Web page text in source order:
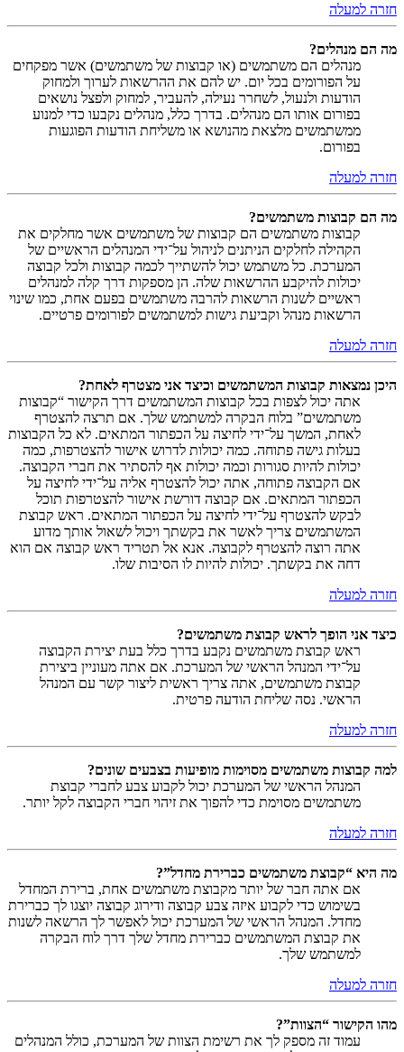
חזרה למעלה
מה הם מנהלים?
מנהלים הם משתמשים (או קבוצות של משתמשים) אשר מפקחים
על הפורומים בכל יום. יש להם את ההרשאות לערוך ולמחוק
הודעות ולנעול, לשחרר נעילה, להעביר, למחוק ולפצל נושאים
בפורום אותו הם מנהלים. בדרך כלל, מנהלים נקבעו כדי למנוע
ממשתמשים מלצאת מהנושא או משליחת הודעות הפוגעות
בפורום.
חזרה למעלה
מה הם קבוצות משתמשים?
קבוצות משתמשים הם קבוצות של משתמשים אשר מחלקים את
הקהילה לחלקים הניתנים לניהול על־ידי המנהלים הראשיים של
המערכת. כל משתמש יכול להשתייך לכמה קבוצות ולכל קבוצה
יכולות להיקבע ההרשאות שלה. הן מספקות דרך קלה למנהלים
ראשיים לשנות הרשאות להרבה משתמשים בפעם אחת, כמו שינוי
הרשאות מנהל וקביעת גישות למשתמשים לפורומים פרטיים.
חזרה למעלה
היכן נמצאות קבוצות המשתמשים וכיצד אני מצטרף לאחת?
אתה יכול לצפות בכל קבוצות המשתמשים דרך הקישור “קבוצות
משתמשים” בלוח הבקרה למשתמש שלך. אם תרצה להצטרף
לאחת, המשך על־ידי לחיצה על הכפתור המתאים. לא כל הקבוצות
בעלות גישה פתוחה. כמה יכולות לדרוש אישור להצטרפות, כמה
יכולות להיות סגורות וכמה יכולות אף להסתיר את חברי הקבוצה.
אם הקבוצה פתוחה, אתה יכול להצטרף אליה על־ידי לחיצה על
הכפתור המתאים. אם קבוצה דורשת אישור להצטרפות תוכל
לבקש להצטרף על־ידי לחיצה על הכפתור המתאים. ראש קבוצת
המשתמשים צריך לאשר את בקשתך ויכול לשאול אותך מדוע
אתה רוצה להצטרף לקבוצה. אנא אל תטריד ראש קבוצה אם הוא
דחה את בקשתך. יכולות להיות לו הסיבות שלו.
חזרה למעלה
כיצד אני הופך לראש קבוצת משתמשים?
ראש קבוצת משתמשים נקבע בדרך כלל בעת יצירת הקבוצה
על־ידי המנהל הראשי של המערכת. אם אתה מעוניין ביצירת
קבוצת משתמשים, אתה צריך ראשית ליצור קשר עם המנהל
הראשי. נסה שליחת הודעה פרטית.
חזרה למעלה
למה קבוצות משתמשים מסוימות מופיעות בצבעים שונים?
המנהל הראשי של המערכת יכול לקבוע צבע לחברי קבוצת
משתמשים מסוימת כדי להפוך את זיהוי חברי הקבוצה לקל יותר.
חזרה למעלה
מה היא “קבוצת משתמשים כברירת מחדל”?
אם אתה חבר של יותר מקבוצת משתמשים אחת, ברירת המחדל
בשימוש כדי לקבוע איזה צבע קבוצה ודירוג קבוצה יוצגו לך כברירת
מחדל. המנהל הראשי של המערכת יכול לאפשר לך הרשאה לשנות
את קבוצת המשתמשים כברירת מחדל שלך דרך לוח הבקרה
למשתמש שלך.
חזרה למעלה
מהו הקישור “הצוות”?
עמוד זה מספק לך את רשימת הצוות של המערכת, כולל המנהלים